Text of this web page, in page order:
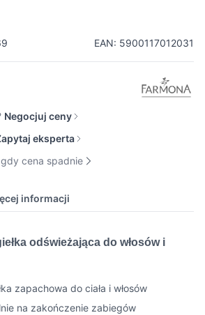
EAN: 5900117012031
Negocjuj ceny
eksperta
cena spadnie
informacji
odświeżająca do włosów i
zapachowa do ciała i włosów
na zakończenie zabiegów